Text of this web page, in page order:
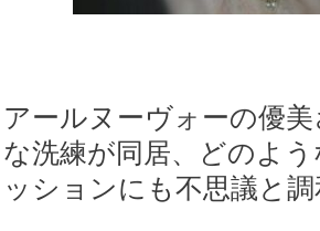
アールヌーヴォーの優
な洗練が同居、どのよ
ッションにも不思議と調